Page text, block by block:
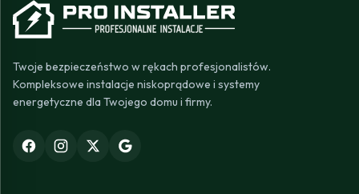
Twoje bezpieczeństwo w rękach profesjonalistów.
Kompleksowe instalacje niskoprądowe i systemy
energetyczne dla Twojego domu i firmy.